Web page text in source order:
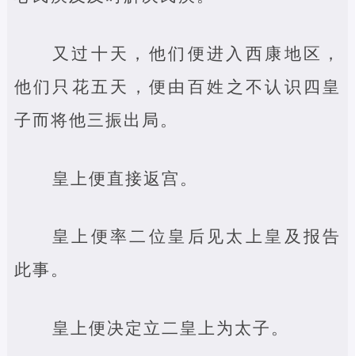
又过十天，他们便进入西康地区，
他们只花五天，便由百姓之不认识四皇
子而将他三振出局。
皇上便直接返宫。
皇上便率二位皇后见太上皇及报告
此事。
皇上便决定立二皇上为太子。